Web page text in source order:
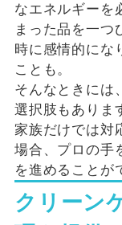
なエネルギーを
まった品を一つ
時に感情的にな
ことも。
そんなときには、
選択肢もありま
家族だけでは対
場合、プロの手
を進めることが
クリーン